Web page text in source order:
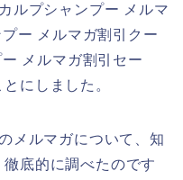
ルプシャンプー メルマ
ー メルマガ割引クー
メルマガ割引セー
にしました。
メルマガについて、知
底的に調べたのです